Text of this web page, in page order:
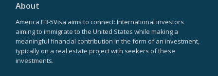
About
America EB-5Visa aims to connect: International investors
aiming to immigrate to the United States while making a
meaningful financial contribution in the form of an investment,
typically on a real estate project with seekers of these
investments.